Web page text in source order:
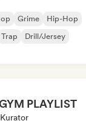
Grime
Hip-Hop
Trap Drill/Jersey
PLAYLIST